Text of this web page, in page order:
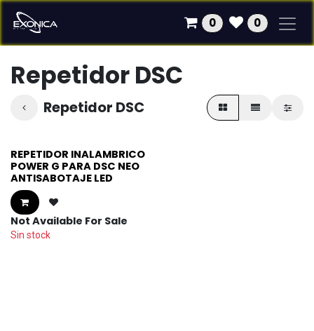
Ir al contenido
0 0
Repetidor DSC
Repetidor DSC
REPETIDOR INALAMBRICO
POWER G PARA DSC NEO
ANTISABOTAJE LED
Not Available For Sale
Sin stock